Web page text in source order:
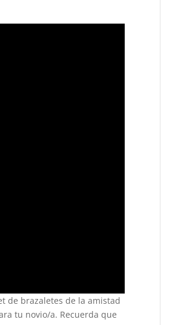
de brazaletes de la amistad
tu novio/a. Recuerda que